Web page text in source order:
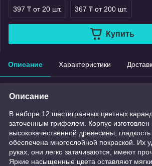
397 ₸ от 20 шт. 367 ₸ от 200 шт.
Купить
Описание Характеристики
Описание
В наборе 12 шестигранных цветных
заточенным грифелем. Корпус изготовлен
высококачественной древесины, гладкость
обеспечена многослойной покраской. Их
руках, они легко затачиваются, имеют
Яркие насыщенные цвета оставляют